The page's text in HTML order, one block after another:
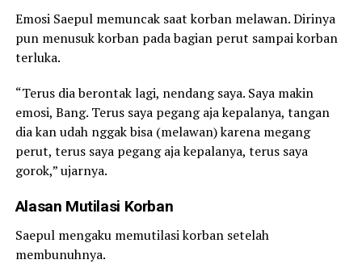
Emosi Saepul memuncak saat korban melawan. Dirinya
pun menusuk korban pada bagian perut sampai korban
terluka.
“Terus dia berontak lagi, nendang saya. Saya makin
emosi, Bang. Terus saya pegang aja kepalanya, tangan
dia kan udah nggak bisa (melawan) karena megang
perut, terus saya pegang aja kepalanya, terus saya
gorok,” ujarnya.
Alasan Mutilasi Korban
Saepul mengaku memutilasi korban setelah
membunuhnya.